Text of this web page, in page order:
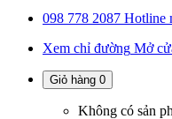
098 778 2087 Hotline
Xem chỉ đường Mở
Giỏ hàng 0
Không có sản